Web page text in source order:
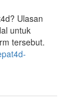
Ulasan
untuk
tersebut.